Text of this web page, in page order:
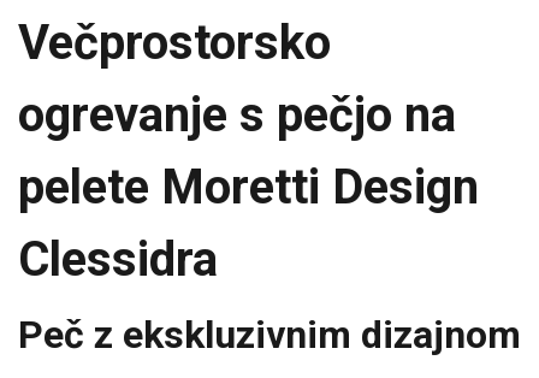
Večprostorsko
ogrevanje s pečjo na
pelete Moretti Design
Clessidra
Peč z ekskluzivnim dizajnom